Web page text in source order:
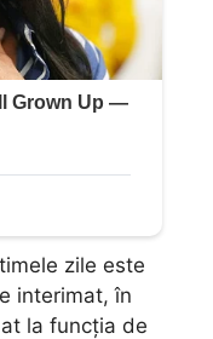
zile este
interimat, în
la funcția de